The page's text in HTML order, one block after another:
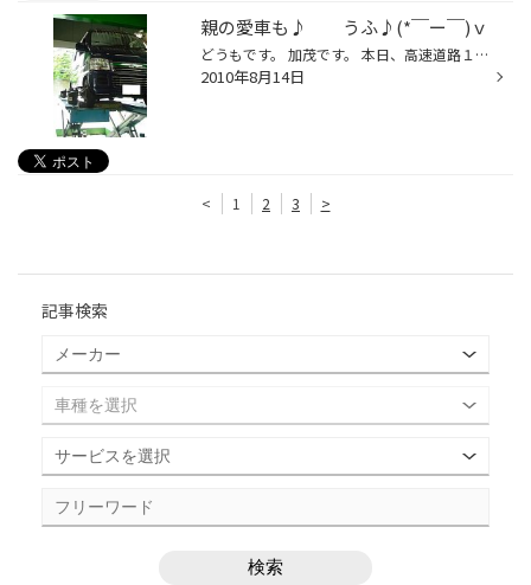
親の愛車も♪ うふ♪(*￣ー￣)ｖ
どうもです。 加茂です。 本日、高速道路１００Ｋｍ渋滞を期待しましたが・・・・また!!??渋滞予報大ハズレ?? 所々渋滞はしておりますが、先週の土・日の方が渋滞が激しかった気がします。。。 明日の日曜日のＵターンラッシュ期待!!??ですかァ～♪ ちなみに私は２０Ｋｍの渋滞で、左足が攣りますの...
2010年8月14日
< 1 2 3 >
記事検索